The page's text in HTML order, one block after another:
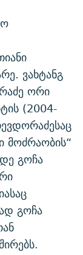
ვახტანგ
ორი
(2004-
მოძრაობის“
გოჩა
გოჩა